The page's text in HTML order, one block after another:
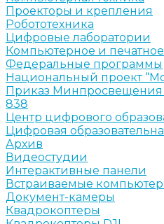
Проекторы и крепления
Робототехника
Цифровые лаборатории
Компьютерное и
Федеральные программы
Национальный проект
Приказ Минпросвещения
838
Центр цифрового
Цифровая
Архив
Видеостудии
Интерактивные панели
Встраиваемые
Документ-камеры
Квадрокоптеры